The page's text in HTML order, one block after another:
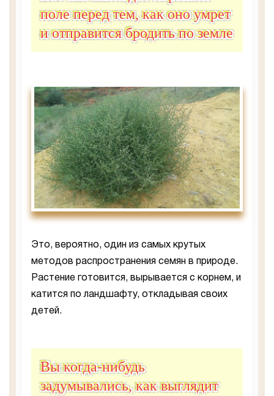
поле перед тем, как оно умрет
и отправится бродить по земле
Это, вероятно, один из самых крутых
методов распространения семян в природе.
Растение готовится, вырывается с корнем, и
катится по ландшафту, откладывая своих
детей.
Вы когда-нибудь
задумывались, как выглядит